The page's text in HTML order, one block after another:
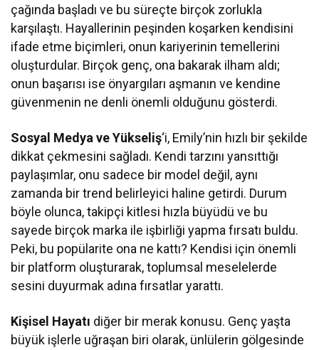
çağında başladı ve bu süreçte birçok zorlukla
karşılaştı. Hayallerinin peşinden koşarken kendisini
ifade etme biçimleri, onun kariyerinin temellerini
oluşturdular. Birçok genç, ona bakarak ilham aldı;
onun başarısı ise önyargıları aşmanın ve kendine
güvenmenin ne denli önemli olduğunu gösterdi.
Sosyal Medya ve Yükseliş‘i, Emily’nin hızlı bir şekilde
dikkat çekmesini sağladı. Kendi tarzını yansıttığı
paylaşımlar, onu sadece bir model değil, aynı
zamanda bir trend belirleyici haline getirdi. Durum
böyle olunca, takipçi kitlesi hızla büyüdü ve bu
sayede birçok marka ile işbirliği yapma fırsatı buldu.
Peki, bu popülarite ona ne kattı? Kendisi için önemli
bir platform oluşturarak, toplumsal meselelerde
sesini duyurmak adına fırsatlar yarattı.
Kişisel Hayatı diğer bir merak konusu. Genç yaşta
büyük işlerle uğraşan biri olarak, ünlülerin gölgesinde